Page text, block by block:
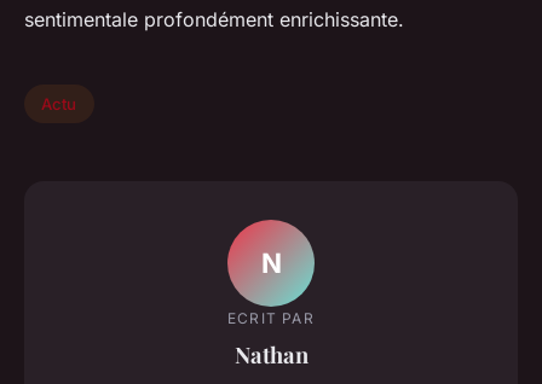
sentimentale profondément enrichissante.
Actu
N
ECRIT PAR
Nathan